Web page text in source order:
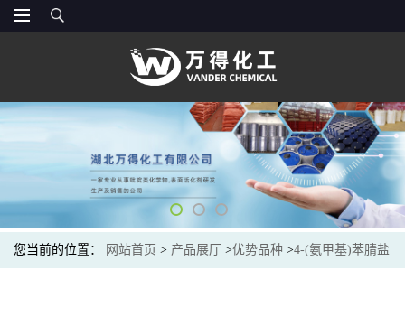
您当前的位置： 网站首页 > 产品展厅 >优势品种 >4-(氨甲基)苯腈盐